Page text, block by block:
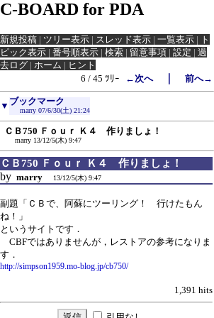
C-BOARD for PDA
新規投稿 | ツリー表示 | スレッド表示 | 一覧表示 | ト
ピック表示 | 番号順表示 | 検索 | 留意事項 | 設定 | 過
去ログ | ホーム | ヒント
6 / 45 ﾂﾘｰ
←次へ｜ 前へ→
▼ ブックマーク
marry 07/6/30(土) 21:24
ＣＢ750 Ｆｏｕｒ Ｋ４ 作りましょ！
marry 13/12/5(木) 9:47
ＣＢ750 Ｆｏｕｒ Ｋ４ 作りましょ！
by marry 13/12/5(木) 9:47
副題「ＣＢで、阿蘇にツーリング！ 行けたもん
ね！」
というサイトです．
CBFではありませんが，レストアの参考になりま
す．
http://simpson1959.mo-blog.jp/cb750/
1,391 hits